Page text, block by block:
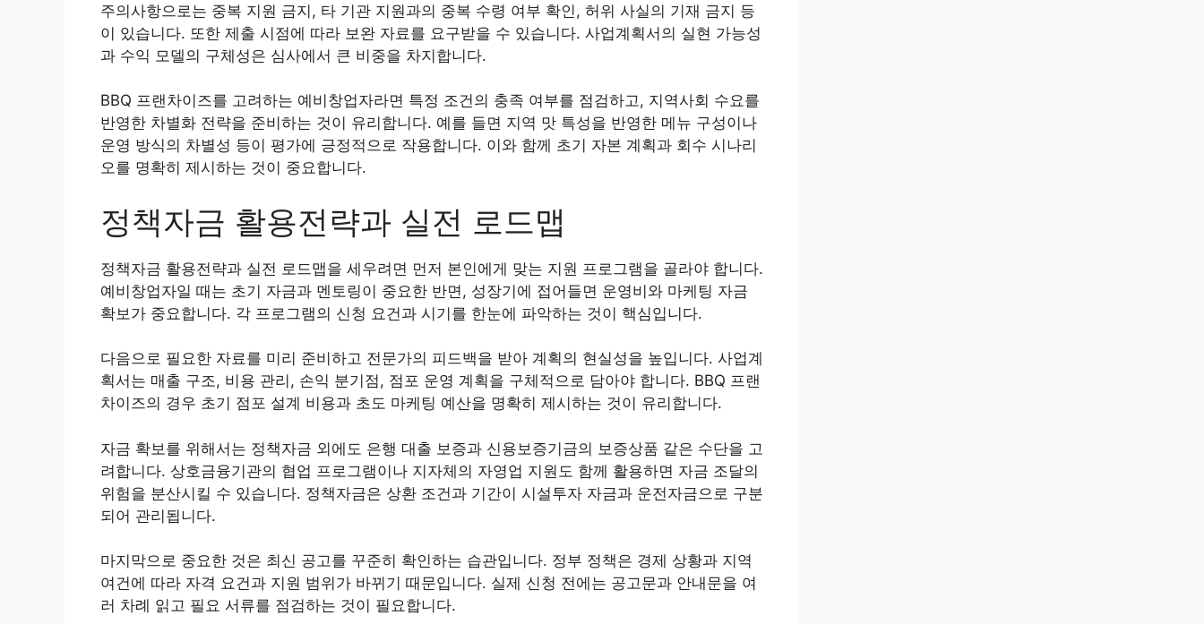
주의사항으로는 중복 지원 금지, 타 기관 지원과의 중복 수령 여부 확인, 허위 사실의 기재 금지 등
이 있습니다. 또한 제출 시점에 따라 보완 자료를 요구받을 수 있습니다. 사업계획서의 실현 가능성
과 수익 모델의 구체성은 심사에서 큰 비중을 차지합니다.
BBQ 프랜차이즈를 고려하는 예비창업자라면 특정 조건의 충족 여부를 점검하고, 지역사회 수요를
반영한 차별화 전략을 준비하는 것이 유리합니다. 예를 들면 지역 맛 특성을 반영한 메뉴 구성이나
운영 방식의 차별성 등이 평가에 긍정적으로 작용합니다. 이와 함께 초기 자본 계획과 회수 시나리
오를 명확히 제시하는 것이 중요합니다.
정책자금 활용전략과 실전 로드맵
정책자금 활용전략과 실전 로드맵을 세우려면 먼저 본인에게 맞는 지원 프로그램을 골라야 합니다.
예비창업자일 때는 초기 자금과 멘토링이 중요한 반면, 성장기에 접어들면 운영비와 마케팅 자금
확보가 중요합니다. 각 프로그램의 신청 요건과 시기를 한눈에 파악하는 것이 핵심입니다.
다음으로 필요한 자료를 미리 준비하고 전문가의 피드백을 받아 계획의 현실성을 높입니다. 사업계
획서는 매출 구조, 비용 관리, 손익 분기점, 점포 운영 계획을 구체적으로 담아야 합니다. BBQ 프랜
차이즈의 경우 초기 점포 설계 비용과 초도 마케팅 예산을 명확히 제시하는 것이 유리합니다.
자금 확보를 위해서는 정책자금 외에도 은행 대출 보증과 신용보증기금의 보증상품 같은 수단을 고
려합니다. 상호금융기관의 협업 프로그램이나 지자체의 자영업 지원도 함께 활용하면 자금 조달의
위험을 분산시킬 수 있습니다. 정책자금은 상환 조건과 기간이 시설투자 자금과 운전자금으로 구분
되어 관리됩니다.
마지막으로 중요한 것은 최신 공고를 꾸준히 확인하는 습관입니다. 정부 정책은 경제 상황과 지역
여건에 따라 자격 요건과 지원 범위가 바뀌기 때문입니다. 실제 신청 전에는 공고문과 안내문을 여
러 차례 읽고 필요 서류를 점검하는 것이 필요합니다.